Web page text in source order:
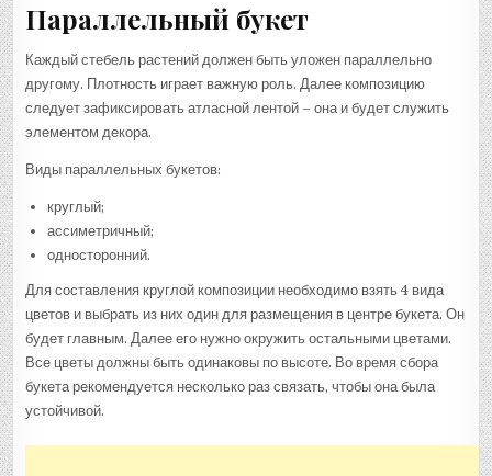
Параллельный букет
Каждый стебель растений должен быть уложен параллельно
другому. Плотность играет важную роль. Далее композицию
следует зафиксировать атласной лентой – она и будет служить
элементом декора.
Виды параллельных букетов:
круглый;
ассиметричный;
односторонний.
Для составления круглой композиции необходимо взять 4 вида
цветов и выбрать из них один для размещения в центре букета. Он
будет главным. Далее его нужно окружить остальными цветами.
Все цветы должны быть одинаковы по высоте. Во время сбора
букета рекомендуется несколько раз связать, чтобы она была
устойчивой.